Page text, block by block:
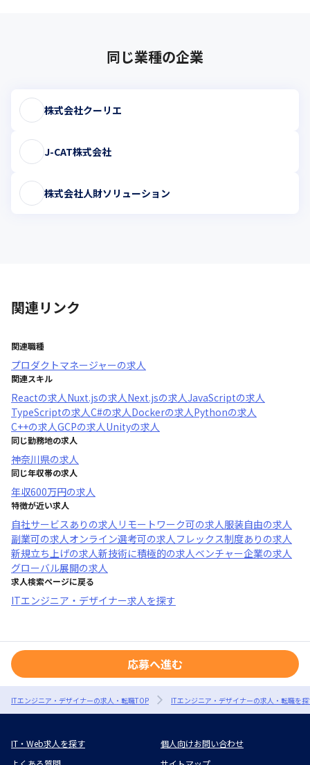
同じ業種の企業
株式会社クーリエ
J-CAT株式会社
株式会社人財ソリューション
関連リンク
関連職種
プロダクトマネージャーの求人
関連スキル
Reactの求人Nuxt.jsの求人Next.jsの求人JavaScriptの求人
TypeScriptの求人C#の求人Dockerの求人Pythonの求人
C++の求人GCPの求人Unityの求人
同じ勤務地の求人
神奈川県の求人
同じ年収帯の求人
年収600万円の求人
特徴が近い求人
自社サービスあり の求人 リモートワーク可の求人服装自由の求人
副業可の求人オンライン選考可の求人フレックス制度あり の求人
新規立ち上げの求人新技術に積極的の求人ベンチャー企業の求人
グローバル展開の求人
求人検索ページに戻る
ITエンジニア・デザイナー求人を探す
応募へ進む
ITエンジニア・デザイナーの求人・転職TOP ITエンジニア・デザイナーの求人・転職を
IT・Web求人を探す
個人向けお問い合わせ